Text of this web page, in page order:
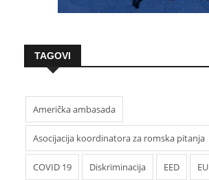
TAGOVI
Američka ambasada
Asocijacija koordinatora za romska pitanja
COVID 19 Diskriminacija EED EU